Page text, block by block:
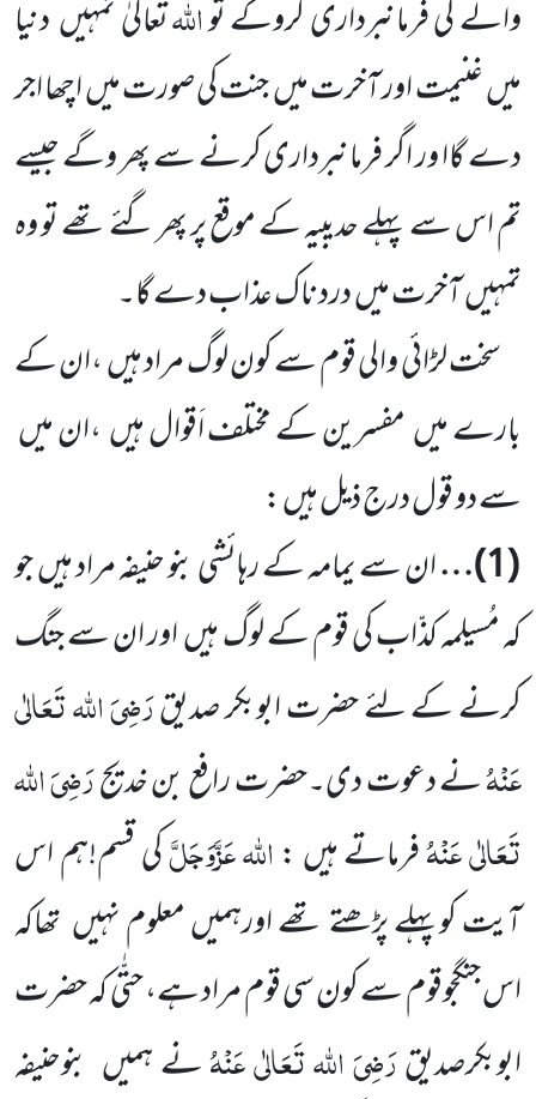
والے کی فرمانبرداری کروگے تواللہتعالیٰ تمہیںدنیا
میںغنیمت اور آخرتمیںجنت کی صورت میں اچھا اجر
دے گاا ور اگر فرمانبرداری کرنے سے پھر وگے جیسے
تم اس سے پہلے حدیبیہ کے موقع پر پھر گئے تھے تو وہ
تمہیںآخرت میںدرد ناک عذاب دے گا۔
سخت لڑائی والی قوم سے کون لوگ مراد ہیں،ان کے
بارے میںمفسرین کے مختلف اَقوال ہیں،ان میں
سے دو قول درج ذیل ہیں :
(
1
)…ان سے یمامہ کے رہائشی بنو حنیفہ مراد ہیںجو
کہ مُسیلمہ کذّاب کی قوم کے لوگ ہیںاور ان سے جنگ
کرنےکے لئے حضرت ابوبکر صدیقرَضِیَ اللہ تَعَالٰی
عَنْہُنے دعوت دی۔حضرت رافع بن خدیجرَضِیَ اللہ
تَعَالٰی عَنْہُفرماتے ہیں :اللہعَزَّوَجَلَّکی قسم!ہم اس
آیت کوپہلے پڑھتے تھے اورہمیں معلوم نہیں تھاکہ
اس جنگجوقوم سے کون سی قوم مراد ہے، حتّٰی کہ حضرت
ابوبکرصدیقرَضِیَ اللہ تَعَالٰی عَنْہُنے ہمیں بنوحنیفہ